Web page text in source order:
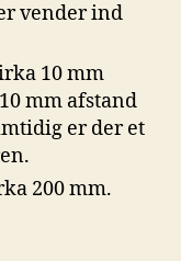
vender ind
10 mm
mm afstand
er der et
200 mm.